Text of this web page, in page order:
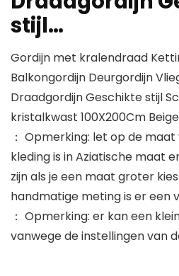
stijl…
Gordijn met kralendraad
Balkongordijn Deurgordijn
Draadgordijn Geschikte stijl
kristalkwast 100X200Cm Beige
： Opmerking: let op de
kleding is in Aziatische maat
zijn als je een maat groter
handmatige meting is er een
： Opmerking: er kan een
vanwege de instellingen van